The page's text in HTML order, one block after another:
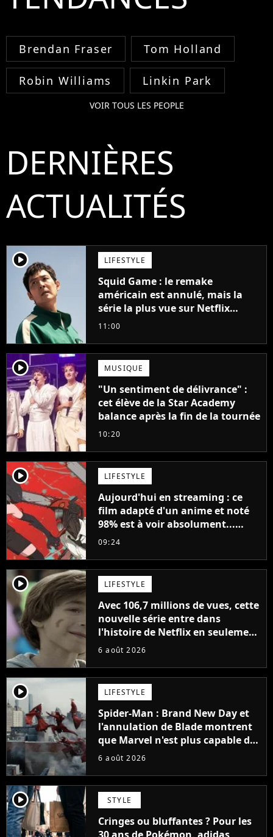
Brendan Fraser Tom Holland
Robin Williams Linkin Park
VOIR TOUS LES PEOPLE
DERNIÈRES
ACTUALITÉS
player2 LIFESTYLE
Squid Game : le remake
américain est annulé, mais la
série la plus vue sur Netflix
pourrait avoir une version
11:00
player2 MUSIQUE
"Un sentiment de délivrance" :
cet élève de la Star Academy
balance après la fin de la tournée
10:20
player2 LIFESTYLE
Aujourd'hui en streaming : ce
film adapté d'un anime et noté
98% est à voir absolument...
sinon vous ne comprendrez plus
09:24
player2 LIFESTYLE
Avec 106,7 millions de vues, cette
nouvelle série entre dans
l'histoire de Netflix en seulement
48 jours
6 août 2026
player2 LIFESTYLE
Spider-Man : Brand New Day et
l'annulation de Blade montrent
que Marvel n'est plus capable de
faire quoi que ce soit de simple
6 août 2026
player2 STYLE
Cringes ou bluffantes ? Pour les
30 ans de Pokémon, adidas